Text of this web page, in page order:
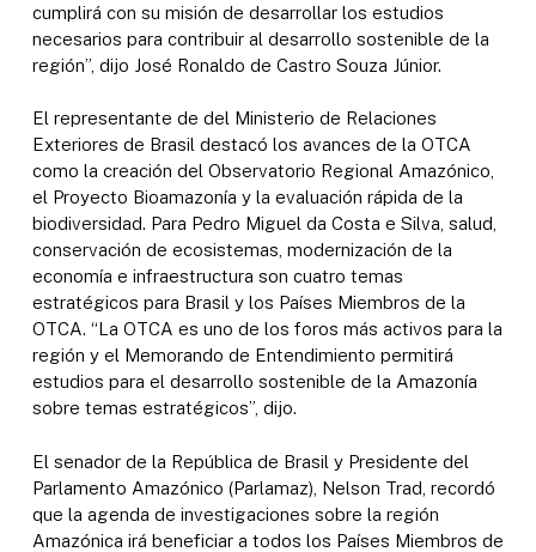
cumplirá con su misión de desarrollar los estudios
necesarios para contribuir al desarrollo sostenible de la
región”, dijo José Ronaldo de Castro Souza Júnior.
El representante de del Ministerio de Relaciones
Exteriores de Brasil destacó los avances de la OTCA
como la creación del Observatorio Regional Amazónico,
el Proyecto Bioamazonía y la evaluación rápida de la
biodiversidad. Para Pedro Miguel da Costa e Silva, salud,
conservación de ecosistemas, modernización de la
economía e infraestructura son cuatro temas
estratégicos para Brasil y los Países Miembros de la
OTCA. “La OTCA es uno de los foros más activos para la
región y el Memorando de Entendimiento permitirá
estudios para el desarrollo sostenible de la Amazonía
sobre temas estratégicos”, dijo.
El senador de la República de Brasil y Presidente del
Parlamento Amazónico (Parlamaz), Nelson Trad, recordó
que la agenda de investigaciones sobre la región
Amazónica irá beneficiar a todos los Países Miembros de